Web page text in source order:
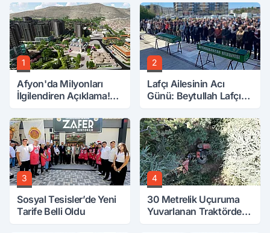
1
Afyon'da Milyonları
İlgilendiren Açıklama!
2
Lafçı Ailesinin Acı
Günü: Beytullah Lafçı
3
Sosyal Tesisler’de Yeni
Tarife Belli Oldu
4
30 Metrelik Uçuruma
Yuvarlanan Traktörden